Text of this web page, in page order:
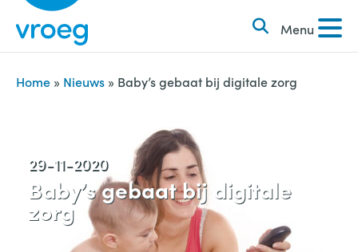
i
Menu
k
e
n
n
:
Home » Nieuws » Baby’s gebaat bij digitale zorg
29-11-2020
Baby’s gebaat bij digitale
zorg